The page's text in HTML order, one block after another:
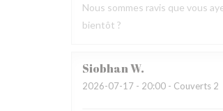
Nous sommes ravis que vous
bientôt ?
SiobhanW
2026-07-17 - 20:00 - Couverts 2